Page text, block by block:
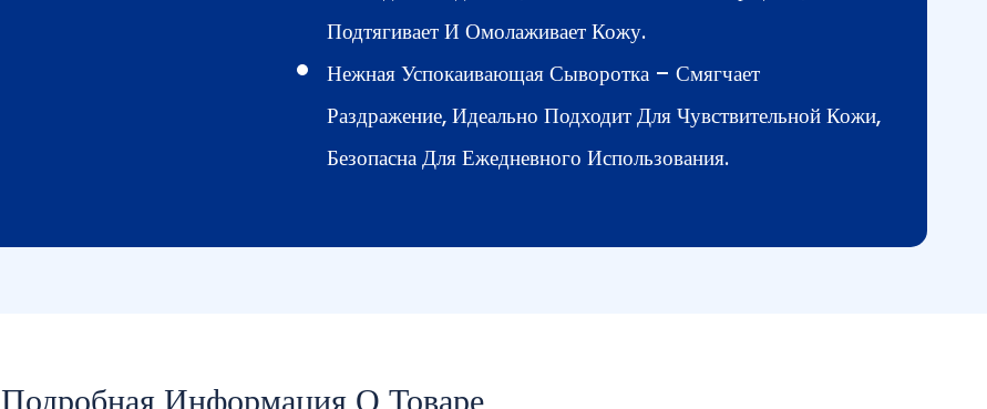
Подтягивает И Омолаживает Кожу.
Нежная Успокаивающая Сыворотка – Смягчает
Раздражение, Идеально Подходит Для Чувствительной Кожи,
Безопасна Для Ежедневного Использования.